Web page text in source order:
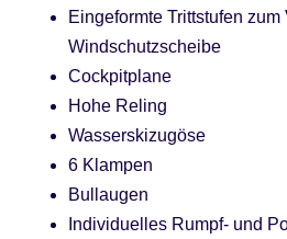
Eingeformte Trittstufen
Windschutzscheibe
Cockpitplane
Hohe Reling
Wasserskizugöse
6 Klampen
Bullaugen
Individuelles Rumpf- und